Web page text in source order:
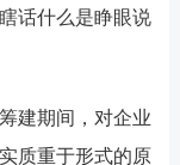
话什么是睁眼说
建期间，对企业
质重于形式的原